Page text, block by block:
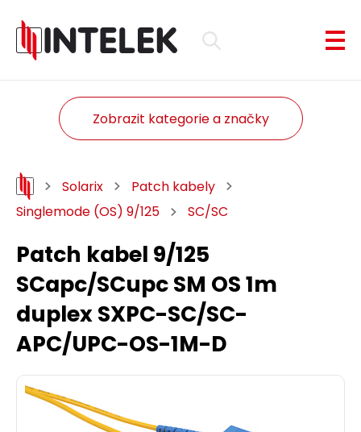
Zobrazit kategorie a značky
Solarix
Patch kabely
Singlemode (OS) 9/125
SC/SC
Patch kabel 9/125
SCapc/SCupc SM OS 1m
duplex SXPC-SC/SC-
APC/UPC-OS-1M-D